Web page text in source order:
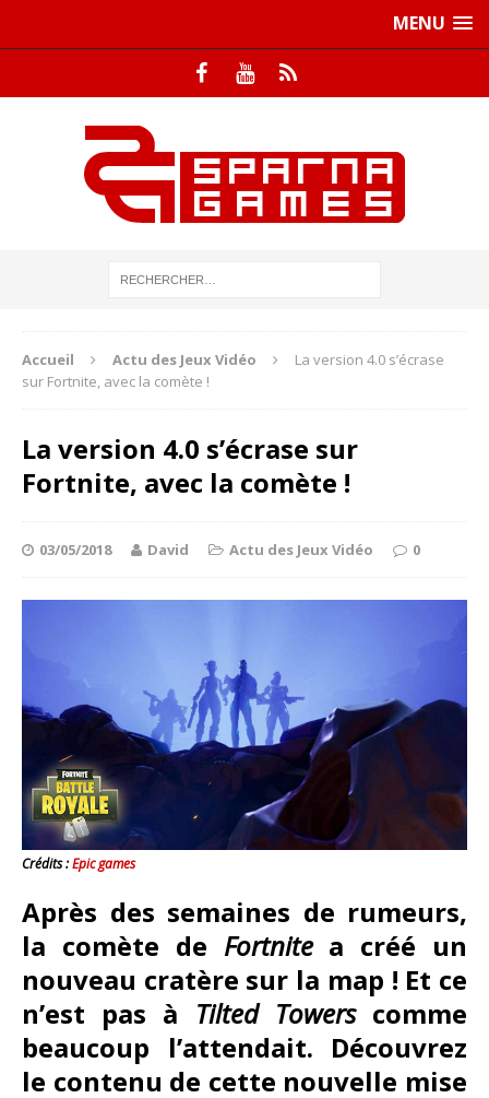
MENU
Accueil Actu des Jeux Vidéo
La version 4.0 s’écrase
sur Fortnite, avec la comète !
La version 4.0 s’écrase sur
Fortnite, avec la comète !
03/05/2018 David Actu des Jeux Vidéo 0
Crédits :Epic games
Après des semaines de rumeurs,
la comète de Fortnitea créé un
nouveau cratère sur la map ! Et ce
n’est pas à Tilted Towerscomme
beaucoup l’attendait. Découvrez
le contenu de cette nouvelle mise